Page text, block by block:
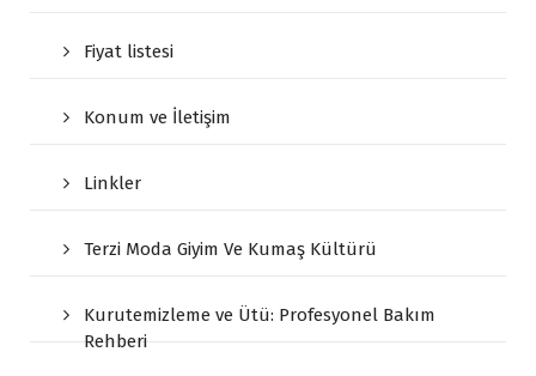
Fiyat listesi
Konum ve İletişim
Linkler
Terzi Moda Giyim Ve Kumaş Kültürü
Kurutemizleme ve Ütü: Profesyonel Bakım
Rehberi